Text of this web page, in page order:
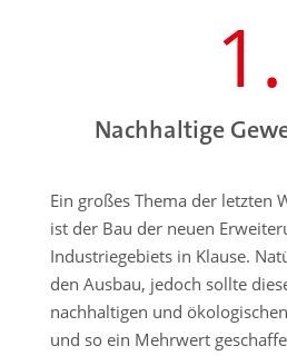
1.
Nachhaltige
Ein großes Thema der letzten
ist der Bau der neuen
Industriegebiets in Klause.
den Ausbau, jedoch sollte
nachhaltigen und
und so ein Mehrwert